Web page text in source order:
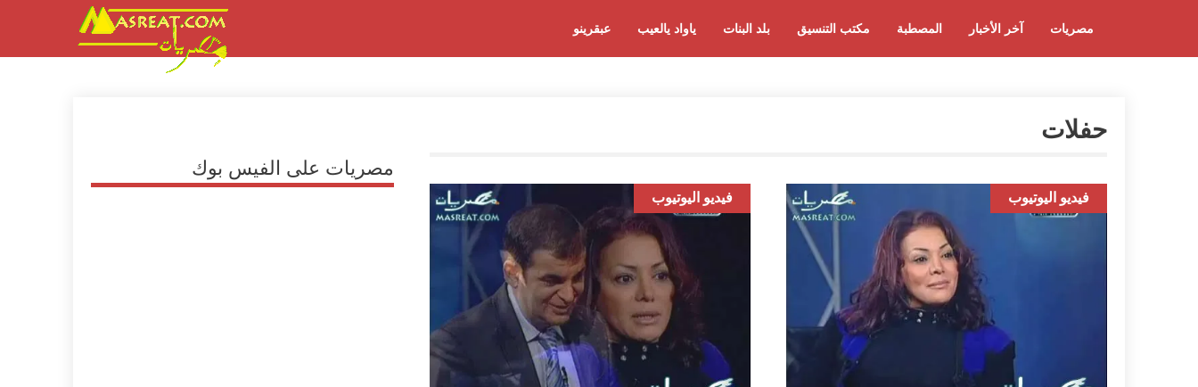
عبقرينو ياواد يالعيب بلد البنات مكتب التنسيق المصطبة آخر الأخبار مصريات
حفلات
فيديو اليوتيوب فيديو اليوتيوب
مصريات على الفيس بوك